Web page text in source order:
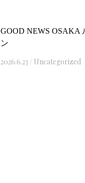
GOOD NEWS OSAKA
ン
2026.6.23 / Uncategorized